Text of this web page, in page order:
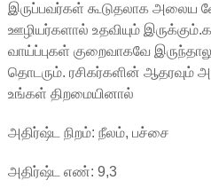
இருப்பவர்கள் கூடுதலாக அலைய
ஊழியர்களால் உதவியும்
வாய்ப்புகள் குறைவாகவே
தொடரும். ரசிகர்களின் ஆதரவும்
உங்கள் திறமையினால்
அதிர்ஷ்ட நிறம்: நீலம், பச்சை
அதிர்ஷ்ட எண்: 9,3